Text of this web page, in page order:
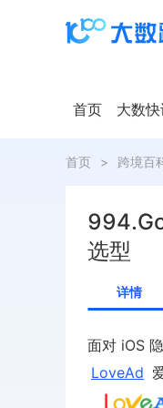
首页 大数
首页 > 跨境百
选型
详情
面对 iOS
LoveAd